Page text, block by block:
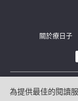
關於療日子
為提供最佳的閱讀